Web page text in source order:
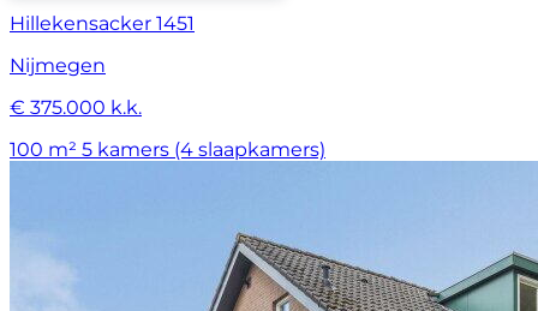
Hillekensacker 1451
Nijmegen
€ 375.000 k.k.
100 m² 5 kamers (4 slaapkamers)